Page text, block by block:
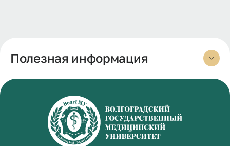
работы, долго и плодотворно работал
деканом лечебного факультета и
проректором ВГМИ по лечебной работе.
Являясь главным специалистом
Волгоградской области по лечебной
физкультуре, Геннадий Васильевич входил в
координационный Совет по деятельности
Полезная информация